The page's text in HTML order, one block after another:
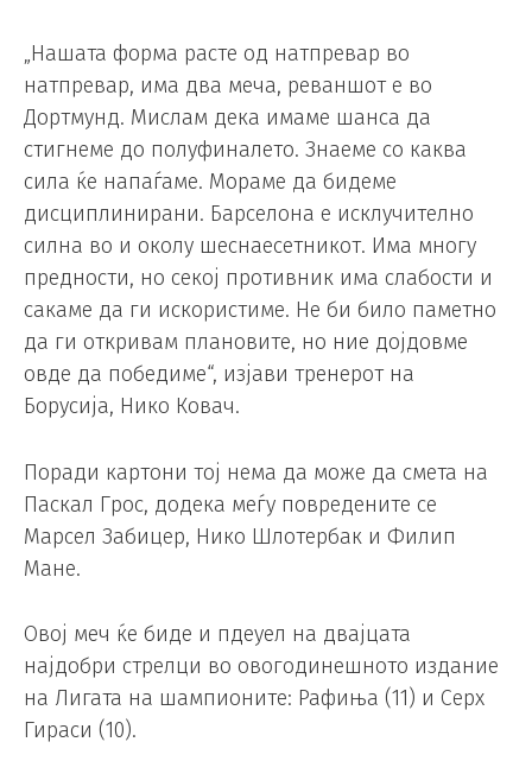
„Нашата форма расте од натпревар во
натпревар, има два меча, реваншот е во
Дортмунд. Мислам дека имаме шанса да
стигнеме до полуфиналето. Знаеме со каква
сила ќе напаѓаме. Мораме да бидеме
дисциплинирани. Барселона е исклучително
силна во и околу шеснаесетникот. Има многу
предности, но секој противник има слабости и
сакаме да ги искористиме. Не би било паметно
да ги откривам плановите, но ние дојдовме
овде да победиме“, изјави тренерот на
Борусија, Нико Ковач.
Поради картони тој нема да може да смета на
Паскал Грос, додека меѓу повредените се
Марсел Забицер, Нико Шлотербак и Филип
Мане.
Овој меч ќе биде и пдеуел на двајцата
најдобри стрелци во овогодинешното издание
на Лигата на шампионите: Рафиња (11) и Серх
Гираси (10).